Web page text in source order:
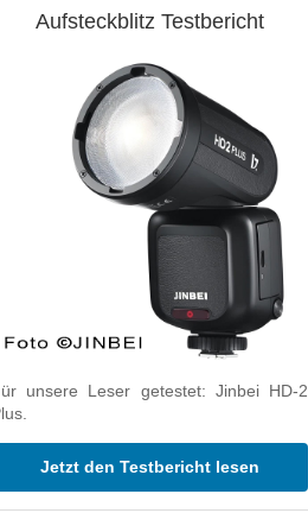
Aufsteckblitz Testbericht
unsere Leser getestet: Jinbei HD-2
Jetzt den Testbericht lesen